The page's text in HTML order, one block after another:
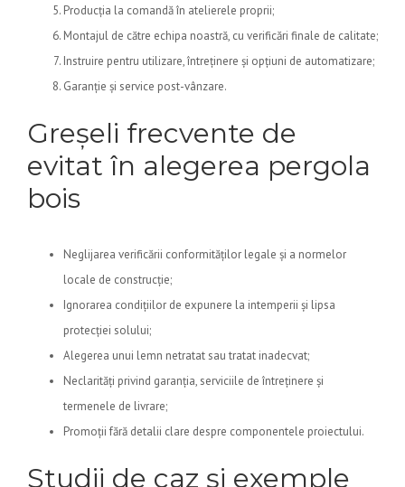
Producția la comandă în atelierele proprii;
Montajul de către echipa noastră, cu verificări finale de calitate;
Instruire pentru utilizare, întreținere și opțiuni de automatizare;
Garanție și service post-vânzare.
Greșeli frecvente de
evitat în alegerea pergola
bois
Neglijarea verificării conformităților legale și a normelor
locale de construcție;
Ignorarea condițiilor de expunere la intemperii și lipsa
protecției solului;
Alegerea unui lemn netratat sau tratat inadecvat;
Neclarități privind garanția, serviciile de întreținere și
termenele de livrare;
Promoții fără detalii clare despre componentele proiectului.
Studii de caz și exemple